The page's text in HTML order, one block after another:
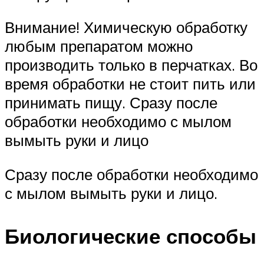
Внимание! Химическую обработку
любым препаратом можно
производить только в перчатках. Во
время обработки не стоит пить или
принимать пищу. Сразу после
обработки необходимо с мылом
вымыть руки и лицо
Сразу после обработки необходимо
с мылом вымыть руки и лицо.
Биологические способы